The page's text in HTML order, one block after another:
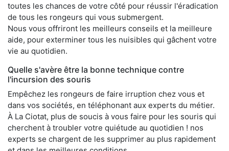
toutes les chances de votre côté pour réussir l'éradication
de tous les rongeurs qui vous submergent.
Nous vous offriront les meilleurs conseils et la meilleure
aide, pour exterminer tous les nuisibles qui gâchent votre
vie au quotidien.
Quelle s'avère être la bonne technique contre
l'incursion des souris
Empêchez les rongeurs de faire irruption chez vous et
dans vos sociétés, en téléphonant aux experts du métier.
À La Ciotat, plus de soucis à vous faire pour les souris qui
cherchent à troubler votre quiétude au quotidien ! nos
experts se chargent de les supprimer au plus rapidement